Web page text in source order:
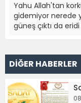
Yahu Allah'tan
gidemiyor nerede
güneş çıktı da
DİĞER HABERLER